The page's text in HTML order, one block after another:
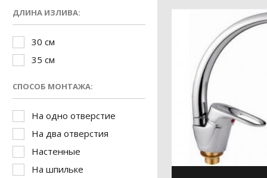
ДЛИНА ИЗЛИВА:
30 см
35 см
СПОСОБ МОНТАЖА:
На одно отверстие
На два отверстия
Настенные
На шпильке